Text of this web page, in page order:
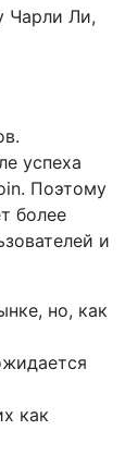
Чарли Ли,
успеха
Поэтому
более
и
но, как
как